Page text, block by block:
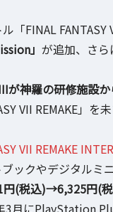
「FINAL FANTASY
」 が追加、さ
が神羅の研修施設
VII REMAKE」
VII REMAKE
ックやデジタルミ
円(税込)→6,325円(
3月にPlayStation